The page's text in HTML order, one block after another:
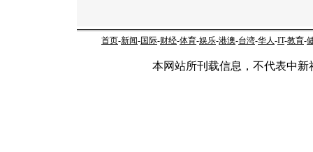
首页-新闻-国际-财经-体育-娱乐-港澳-台湾-华人-IT-教育-
本网站所刊载信息，不代表中